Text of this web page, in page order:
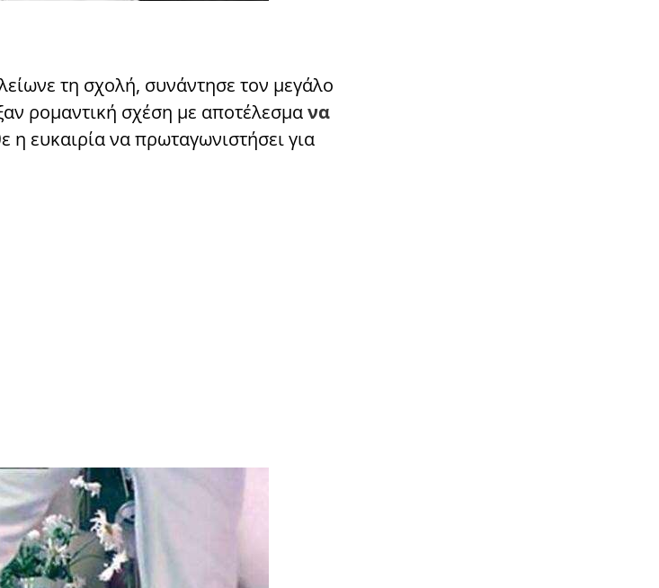
τη σχολή, συνάντησε τον μεγάλο
ρομαντική σχέση με αποτέλεσμανα
η ευκαιρία να πρωταγωνιστήσει για